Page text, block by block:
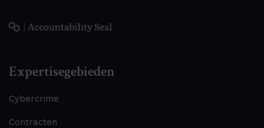
Expertisegebieden
Cybercrime
Contracten